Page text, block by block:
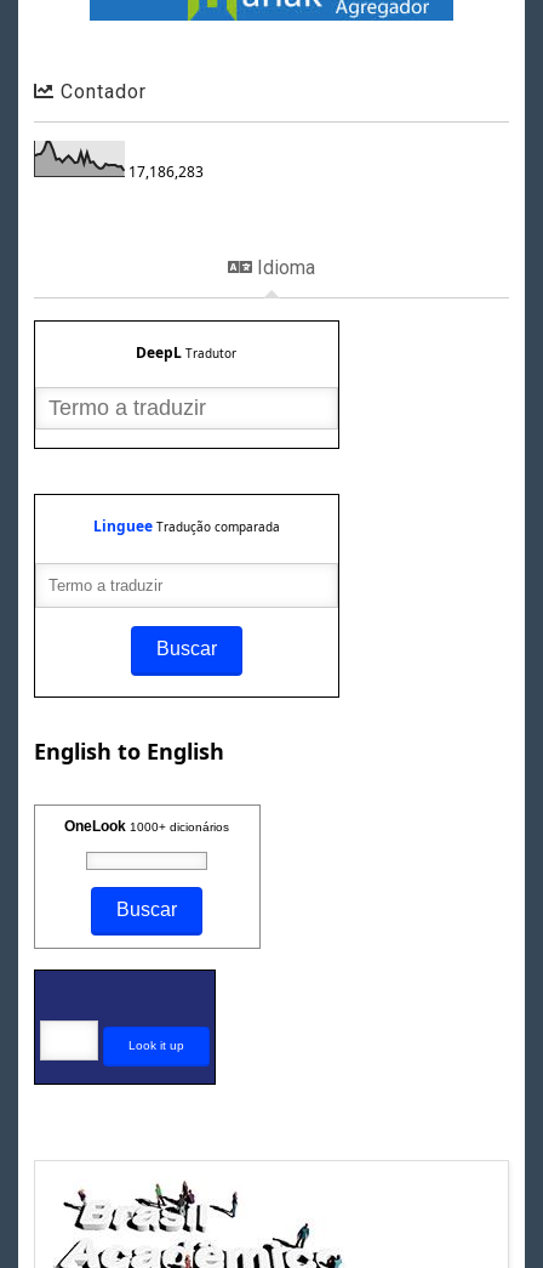
Contador
17,186,283
Idioma
DeepL Tradutor
Linguee Tradução comparada
English to English
OneLook 1000+ dicionários